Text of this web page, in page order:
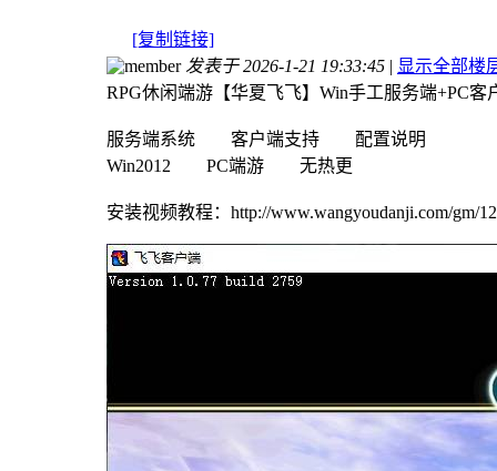
[复制链接]
发表于 2026-1-21 19:33:45 | 显示全部楼
RPG休闲端游【华夏飞飞】Win手工服务端+PC客
服务端系统 客户端支持 配置说明
Win2012 PC端游 无热更
安装视频教程：http://www.wangyoudanji.com/gm/